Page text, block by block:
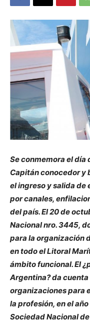
Se conmemora el
Capitán conocedor y
el ingreso y salida
por canales,
del país. El 20 de
Nacional nro. 3445,
para la organización
en todo el Litoral
ámbito funcional. El
Argentina? da
organizaciones para
la profesión, en el
Sociedad Nacional